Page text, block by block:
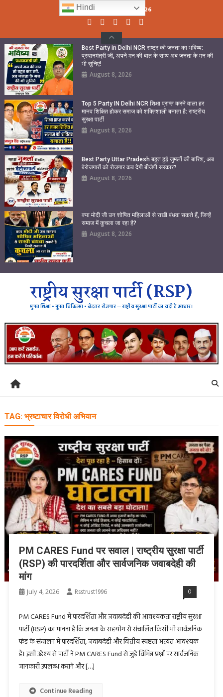
Monday, August 10, 2026
Best Party in Delhi NCR राष्ट्र की जनता का भविष्य:
प्रधानमंत्री जी, अपने मन की बात के साथ अब जनता के मन की
भी सुनिए!
August 8, 2026
Top 5 Party IN Delhi NCR शिक्षा प्राप्त करने वाला हर
मानव शिक्षित होकर समाज को शक्तिशाली बनाता है: राष्ट्रीय
सुरक्षा पार्टी
August 8, 2026
Best Party Uttar Pradesh बहुत हुई जुमलों की बारिश, अब
बेरोजगारों को रोजगार कब देगी बीजेपी सरकार?
August 8, 2026
क्या मोदी जी उन शोषित महिलाओं से राखी बंधवा सकते हैं, जिन्हें
समाज में कुचला जा रहा है?
August 8, 2026
राष्ट्रीय सुरक्षा पार्टी (RSP)
मुफ्त शिक्षा • मुफ्त चिकित्सा • बेहतर रोजगार — राष्ट्रीय सुरक्षा पार्टी का यही है आधार।
TAG: भ्रष्टाचार विरोधी अभियान
PM CARES Fund पर सवाल | राष्ट्रीय सुरक्षा पार्टी
(RSP) की पारदर्शिता और सार्वजनिक जवाबदेही की
मांग
July 4, 2026 Rsstrust1996 0
PM CARES Fund में पारदर्शिता और जवाबदेही की आवश्यकता राष्ट्रीय सुरक्षा
पार्टी (RSP) का मानना है कि जनता के सहयोग से संचालित किसी भी सार्वजनिक
फंड के संचालन में पारदर्शिता, जवाबदेही और वित्तीय स्पष्टता अत्यंत आवश्यक
है। इसी उद्देश्य से पार्टी ने PM CARES Fund से जुड़े विभिन्न प्रश्नों पर सार्वजनिक
जानकारी उपलब्ध कराने और […]
Continue Reading
Hindi